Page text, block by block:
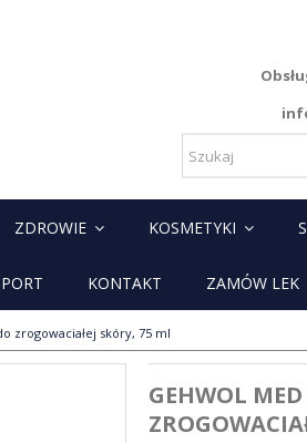
ZDROWIE KOSMETYKI
KONTAKT ZAMÓW LEK
zrogowaciałej skóry, 75 ml
GEHWOL